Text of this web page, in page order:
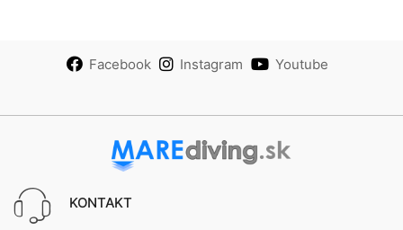
Facebook Instagram Youtube
KONTAKT